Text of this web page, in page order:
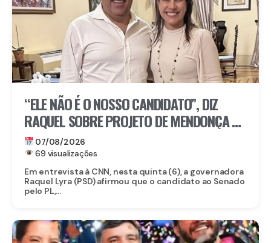
“ELE NÃO É O NOSSO CANDIDATO”, DIZ
RAQUEL SOBRE PROJETO DE MENDONÇA AO
SENADO
07/08/2026
69 visualizações
Em entrevista à CNN, nesta quinta (6), a governadora
Raquel Lyra (PSD) afirmou que o candidato ao Senado
pelo PL,...